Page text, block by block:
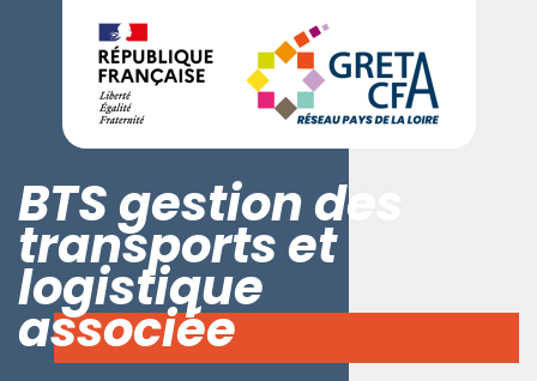
BTS gestion des
transports et
logistique
associée